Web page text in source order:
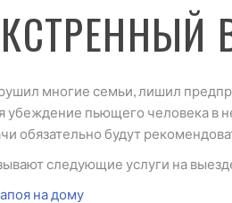
многие семьи, лишил
убеждение пьющего человека в
обязательно будут
следующие услуги на
на дому